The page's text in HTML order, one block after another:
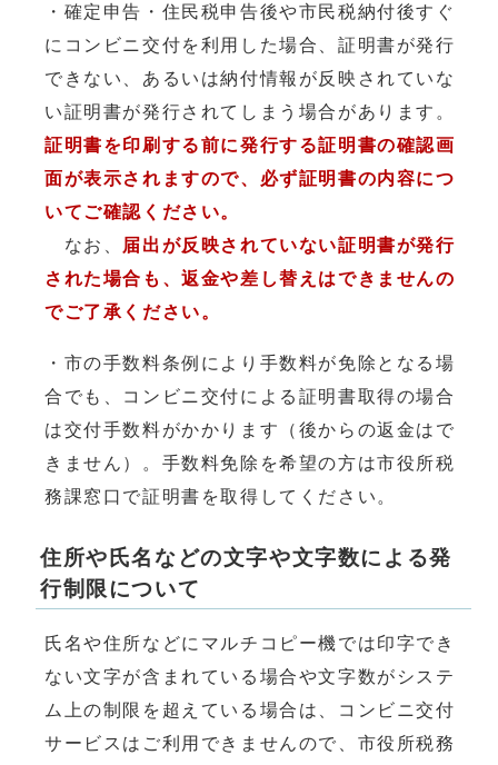
・確定申告・住民税申告後や市民税納付後すぐ
にコンビニ交付を利用した場合、証明書が発行
できない、あるいは納付情報が反映されていな
い証明書が発行されてしまう場合があります。
証明書を印刷する前に発行する証明書の確認画
面が表示されますので、必ず証明書の内容につ
いてご確認ください。
なお、 届出が反映されていない証明書が発行
された場合も、返金や差し替えはできませんの
でご了承ください。
・市の手数料条例により手数料が免除となる場
合でも、コンビニ交付による証明書取得の場合
は交付手数料がかかります（後からの返金はで
きません）。手数料免除を希望の方は市役所税
務課窓口で証明書を取得してください。
住所や氏名などの文字や文字数による発
行制限について
氏名や住所などにマルチコピー機では印字でき
ない文字が含まれている場合や文字数がシステ
ム上の制限を超えている場合は、コンビニ交付
サービスはご利用できませんので、市役所税務